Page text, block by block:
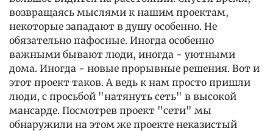
возвращаясь мыслями к нашим проектам,
некоторые западают в душу особенно. Не
обязательно пафосные. Иногда особенно
важными бывают люди, иногда - уютными
дома. Иногда - новые прорывные решения. Вот и
этот проект таков. А ведь к нам просто пришли
люди, с просьбой "натянуть сеть" в высокой
мансарде. Посмотрев проект "сети" мы
обнаружили на этом же проекте неказистый